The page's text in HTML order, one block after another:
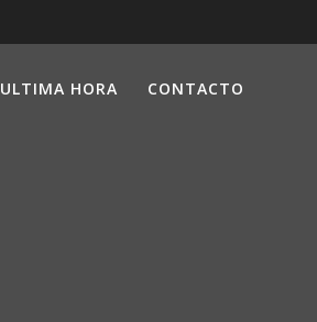
ULTIMA HORA CONTACTO